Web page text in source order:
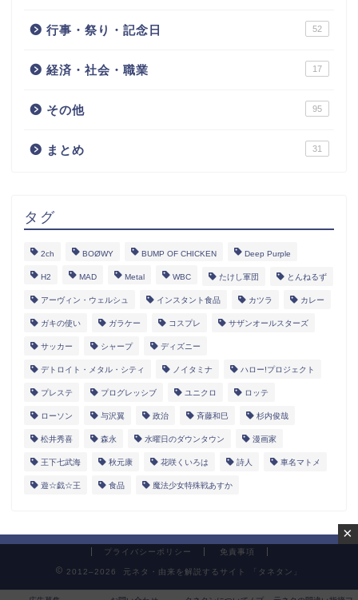
行事・祭り・記念日 52
経済・社会・職業 17
その他 95
まとめ 31
タグ
2ch BOØWY BUMP OF CHICKEN Deep Purple
H2 MAD Metal WBC たけし軍団 とんねるず
アーヴィン・ウェルシュ インスタント食品 カツラ カレー
ガキの使い ガラケー コスプレ サザンオールスターズ
サッカー シャープ ディズニー
デトロイト・メタル・シティ ノイタミナ ハロー!プロジェクト
プレステ プログレッシブ ユニクロ ロッテ
ローソン 与沢翼 政治 斉藤和巳 杉内俊哉
松井秀喜 森永 水曜日のダウンタウン 漫画家
王下七武海 秋元康 花咲くいろは 詩人 車名マトメ
遊☆戯☆王 食品 魔法少女特殊戦あすか
プライバシーポリシー 免責事項
2012–2026 元ネタ・由来を解説するサイト 「タネタン」
×